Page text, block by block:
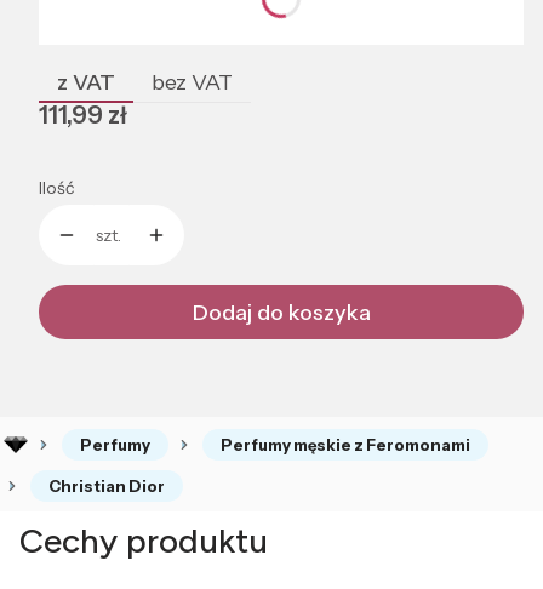
Poszczególne warianty mogą różnić się ceną
z VAT bez VAT
Cena
111,99 zł
Ilość
szt.
Dodaj do koszyka
Perfumy Perfumy męskie z Feromonami
Christian Dior
Cechy produktu